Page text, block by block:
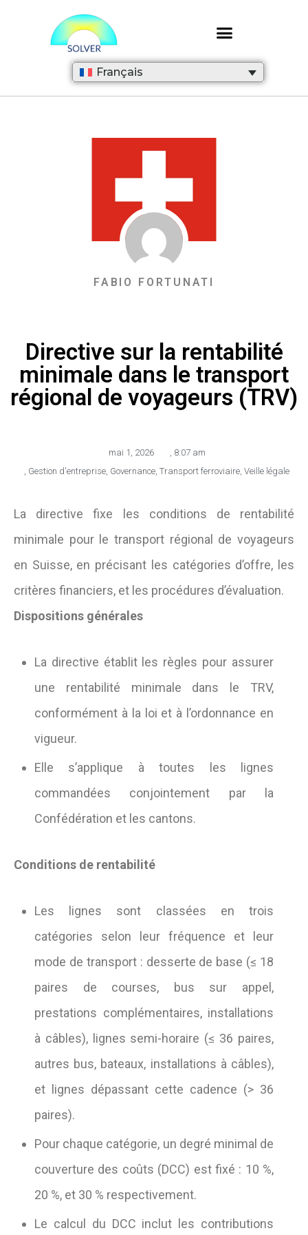
Français
FABIO FORTUNATI
Directive sur la rentabilité
minimale dans le transport
régional de voyageurs (TRV)
mai 1, 2026
8:07 am
Gestion d'entreprise Governance Transport ferroviaire Veille légale
La directive fixe les conditions de rentabilité
minimale pour le transport régional de voyageurs
en Suisse, en précisant les catégories d’offre, les
critères financiers, et les procédures d’évaluation.
Dispositions générales
La directive établit les règles pour assurer
une rentabilité minimale dans le TRV,
conformément à la loi et à l’ordonnance en
vigueur.
Elle s’applique à toutes les lignes
commandées conjointement par la
Confédération et les cantons.
Conditions de rentabilité
Les lignes sont classées en trois
catégories selon leur fréquence et leur
mode de transport : desserte de base (≤ 18
paires de courses, bus sur appel,
prestations complémentaires, installations
à câbles), lignes semi-horaire (≤ 36 paires,
autres bus, bateaux, installations à câbles),
et lignes dépassant cette cadence (> 36
paires).
Pour chaque catégorie, un degré minimal de
couverture des coûts (DCC) est fixé : 10 %,
20 %, et 30 % respectivement.
Le calcul du DCC inclut les contributions